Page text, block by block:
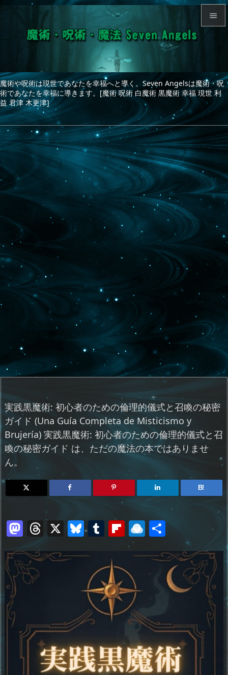
魔術や呪術は現世であなたを幸福へと導く。Seven Angelsは魔術・呪
術であなたを幸福に導きます。[魔術 呪術 白魔術 黒魔術 幸福 現世 利
益 君津 木更津]

サイド


次へ

実践黒魔術: 初心者のための倫理的儀式と召喚の秘密
ガイド (Una Guía Completa de Misticismo y
Brujería) 実践黒魔術: 初心者のための倫理的儀式と召
喚の秘密ガイド は、ただの魔法の本ではありませ
ん。
B!
M
st
o
n
T
re
X Bl
e
sk
y
T
m
bl
r
Fl
ip
b
o
ar
d
R
n
d
io
共